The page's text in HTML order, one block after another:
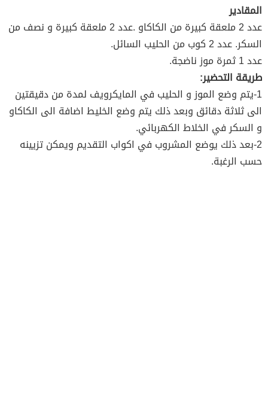
المقادير
عدد 2 ملعقة كبيرة من الكاكاو .عدد 2 ملعقة كبيرة و نصف من
السكر. عدد 2 كوب من الحليب السائل.
عدد 1 ثمرة موز ناضجة.
طريقة التحضير:
1-يتم وضع الموز و الحليب في المايكرويف لمدة من دقيقتين
الى ثلاثة دقائق وبعد ذلك يتم وضع الخليط اضافة الى الكاكاو
و السكر في الخلاط الكهربائي.
2-بعد ذلك يوضع المشروب في اكواب التقديم ويمكن تزيينه
حسب الرغبة.